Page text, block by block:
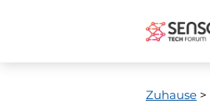
Zuhause >